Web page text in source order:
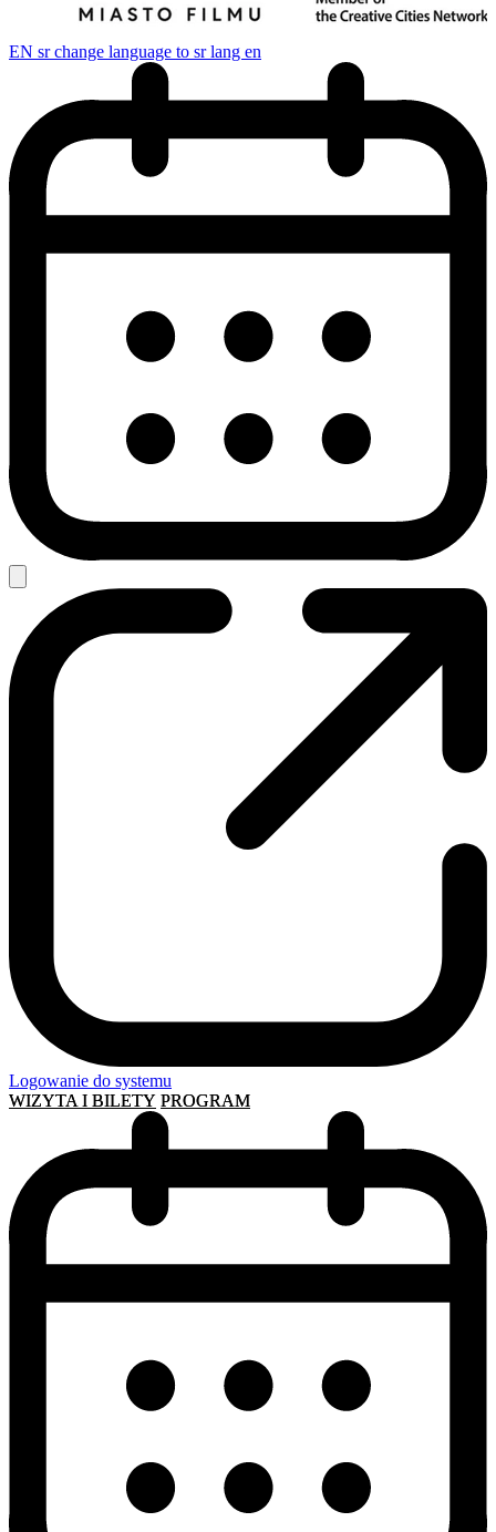
EN sr change language to sr lang en
Logowanie do systemu
WIZYTA I BILETY PROGRAM